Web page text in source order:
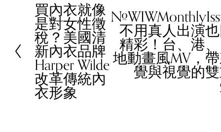
P
r
e
v
i
o
u
買內衣就像
是對女性徵
稅？美國清
新內衣品牌
Harper Wilde
改革傳統內
衣形象
N
t
不用真人出演
精彩！台、港
地動畫風MV，
覺與視覺的